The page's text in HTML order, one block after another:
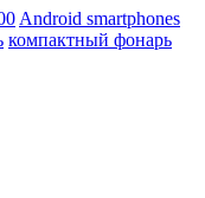
Android smartphones
компактный фонарь